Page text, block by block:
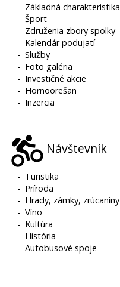
- Základná charakteristika
-Šport
- Združenia zbory spolky
- Kalendár podujatí
-Služby
- Foto galéria
- Investičné akcie
- Hornoorešan
- Inzercia
Návštevník
- Turistika
- Príroda
- Hrady, zámky, zrúcaniny
-Víno
- Kultúra
- História
-Autobusové spoje